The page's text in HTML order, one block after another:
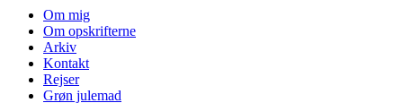
Om mig
Om opskrifterne
Arkiv
Kontakt
Rejser
Grøn julemad